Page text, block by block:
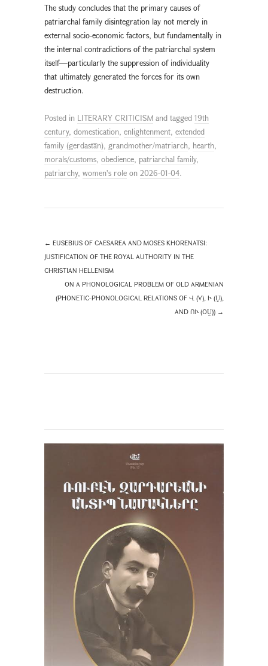
The study concludes that the primary causes of
patriarchal family disintegration lay not merely in
external socio-economic factors, but fundamentally in
the internal contradictions of the patriarchal system
itself—particularly the suppression of individuality
that ultimately generated the forces for its own
destruction.
Posted in LITERARY CRITICISM and tagged 19th
century, domestication, enlightenment, extended
family (gerdastān), grandmother/matriarch, hearth,
morals/customs, obedience, patriarchal family,
patriarchy, women's role on 2026-01-04.
← EUSEBIUS OF CAESAREA AND MOSES KHORENATSI:
JUSTIFICATION OF THE ROYAL AUTHORITY IN THE
CHRISTIAN HELLENISM
ON A PHONOLOGICAL PROBLEM OF OLD ARMENIAN
(PHONETIC-PHONOLOGICAL RELATIONS OF Վ (V), Ւ (Ṷ),
AND ՈՒ (OṶ)) →